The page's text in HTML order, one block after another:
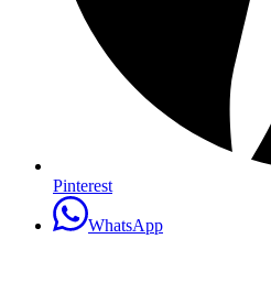
Pinterest
WhatsApp